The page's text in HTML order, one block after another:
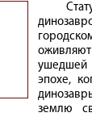
эпохе,
землю